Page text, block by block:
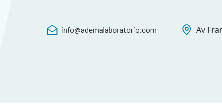
info@ademalaboratorio.com Av